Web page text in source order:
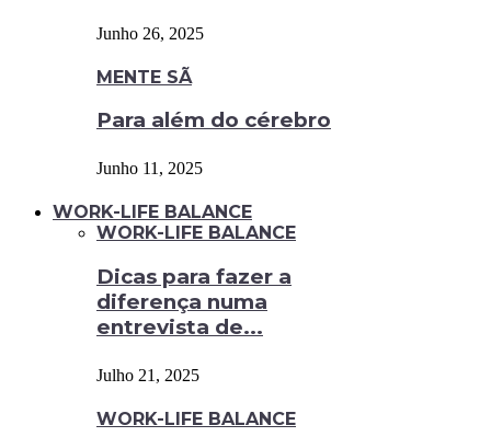
Junho 26, 2025
MENTE SÃ
Para além do cérebro
Junho 11, 2025
WORK-LIFE BALANCE
WORK-LIFE BALANCE
Dicas para fazer a
diferença numa
entrevista de...
Julho 21, 2025
WORK-LIFE BALANCE